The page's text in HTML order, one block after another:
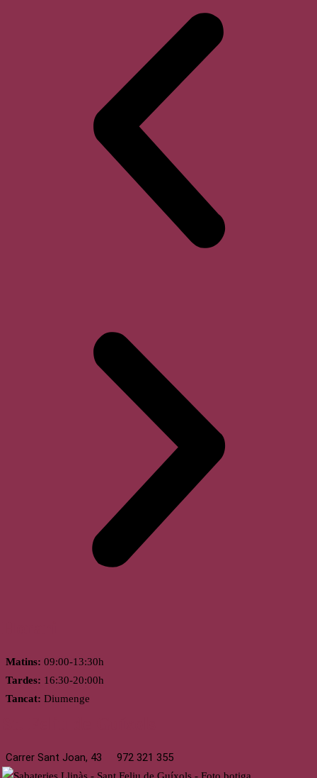
Matins: 09:00-13:30h
Tardes: 16:30-20:00h
Tancat: Diumenge
Carrer Sant Joan, 43 972 321 355